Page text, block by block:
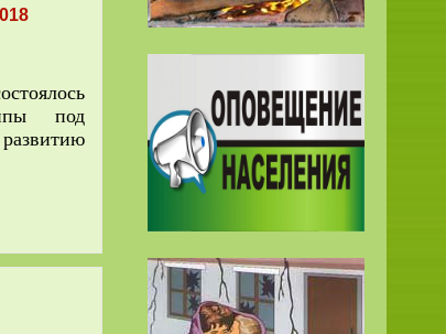
под